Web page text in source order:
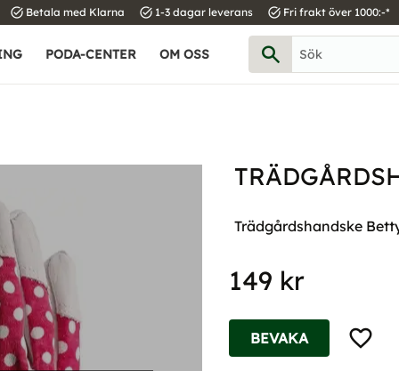
task_alt Betala med Klarna task_alt 1-3 dagar leverans task_alt Fri frakt över 1000:-*
PODA-CENTER OM OSS
Trädgårdshandske
149 kr
Lägg
BEVAKA